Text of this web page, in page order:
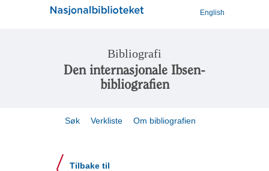
English
Bibliografi
Den internasjonale Ibsen-
bibliografien
Søk Verkliste Om bibliografien
Tilbake til